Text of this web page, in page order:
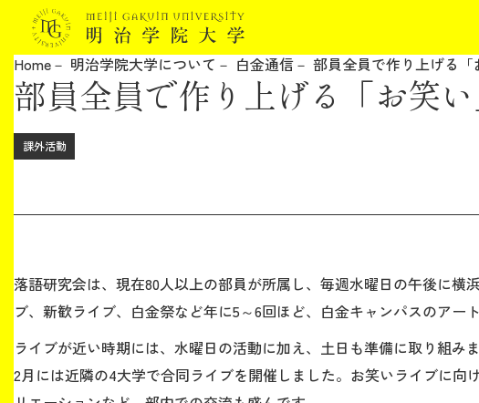
明治学院大学について
教育
留学・国際交流
キャリア
Home 明治学院大学について 白金通信 部員全員で作り上げる
部員全員で作り上げる「お笑
課外活動
落語研究会は、現在80人以上の部員が所属し、毎週水曜日の午後に横
ブ、新歓ライブ、白金祭など年に5～6回ほど、白金キャンパスのアー
ライブが近い時期には、水曜日の活動に加え、土日も準備に取り組み
2月には近隣の4大学で合同ライブを開催しました。お笑いライブに向